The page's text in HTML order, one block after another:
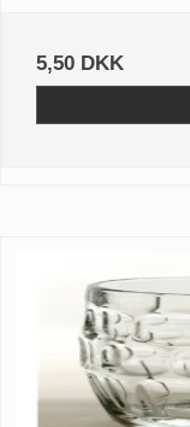
5,50 DKK